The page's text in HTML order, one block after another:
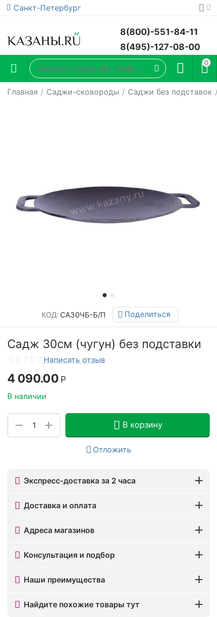
Санкт-Петербург
8(800)-551-84-11
8(495)-127-08-00
0
Главная / Саджи-сковороды / Саджи без подставок
КОД: СА30ЧБ-Б/П Поделиться
Садж 30см (чугун) без подставки
Написать отзыв
4 090.00 Р
В наличии
+
− В корзину
Отложить
Экспресс-доставка за 2 часа
Доставка и оплата
Адреса магазинов
Консультация и подбор
Наши преимущества
Найдите похожие товары тут